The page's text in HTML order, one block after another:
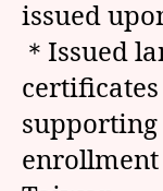
issued
＊Issued